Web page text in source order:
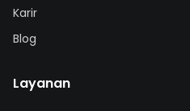
Karir
Blog
Layanan